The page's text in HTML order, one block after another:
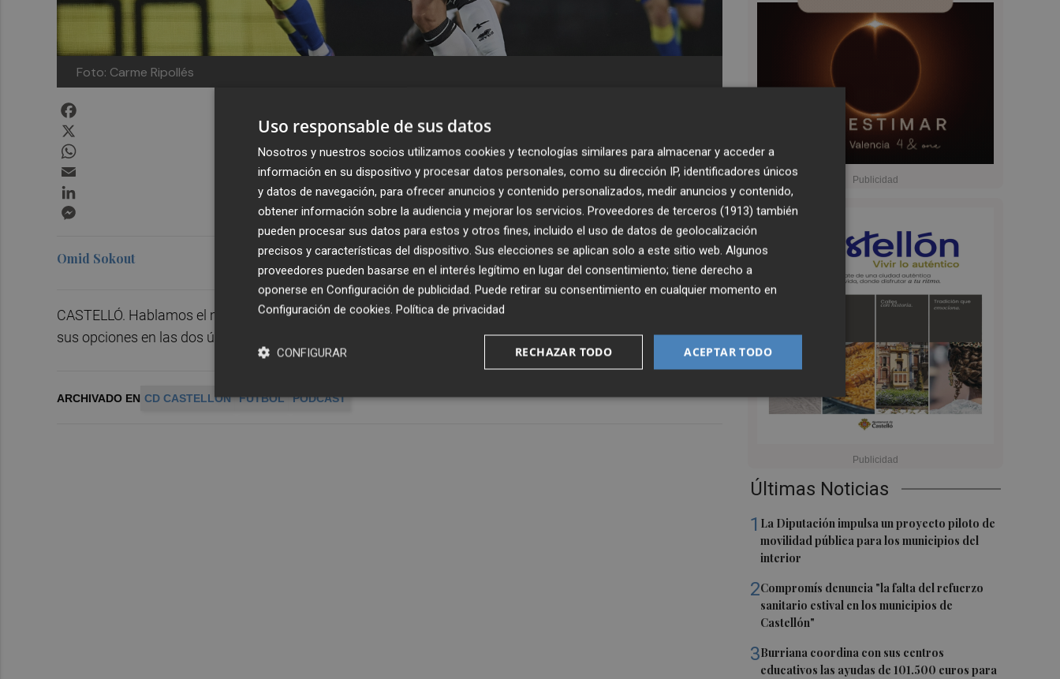
Foto: Carme Ripollés
Últimas Noticias
1 La Diputación impulsa un proyecto piloto de
movilidad pública para los municipios del
interior
2Compromís denuncia "la falta del refuerzo
sanitario estival en los municipios de
Castellón"
3Burriana coordina con sus centros
educativos las ayudas de 101.500 euros para
Omid Sokout Publicado: 18/05/2026 · 19:15
CASTELLÓ. Hablamos el momento del CD Castellón tras su empate en casa frente al Cádiz y analizamos
sus opciones en las dos últimas jornadas de Liga.
ARCHIVADO EN CD CASTELLÓN FÚTBOL PÓDCAST
Uso responsable de sus datos
Nosotros y nuestros socios utilizamos cookies y tecnologías similares para almacenar y acceder a
información en su dispositivo y procesar datos personales, como su dirección IP, identificadores únicos
y datos de navegación, para ofrecer anuncios y contenido personalizados, medir anuncios y contenido,
obtener información sobre la audiencia y mejorar los servicios. Proveedores de terceros (1913) también
pueden procesar sus datos para estos y otros fines, incluido el uso de datos de geolocalización
precisos y características del dispositivo. Sus elecciones se aplican solo a este sitio web. Algunos
proveedores pueden basarse en el interés legítimo en lugar del consentimiento; tiene derecho a
oponerse en Configuración de publicidad. Puede retirar su consentimiento en cualquier momento en
Configuración de cookies. Política de privacidad
ACEPTAR TODO
RECHAZAR TODO
CONFIGURAR